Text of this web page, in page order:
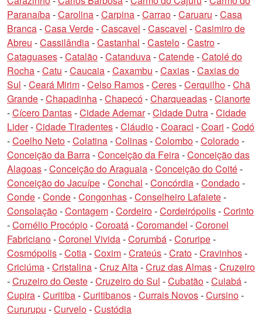
Paranaíba-Carolina-Carpina-Carrao-Caruaru -Casa
Branca-Casa Verde-Cascavel -Cascavel -Casimiro de
Abreu -Cassilândia-Castanhal -Castelo-Castro-
Cataguases-Catalão-Catanduva-Catende-Catolé do
Rocha-Catu -Caucaia-Caxambu -Caxias-Caxias do
Sul -Ceará Mirim-Celso Ramos-Ceres-Cerquilho-Chã
Grande-Chapadinha-Chapecó-Charqueadas-Cianorte
-Cícero Dantas-Cidade Ademar-Cidade Dutra-Cidade
Lider-Cidade Tiradentes-Cláudio-Coaraci -Coari -Codó
-Coelho Neto-Colatina-Colinas-Colombo-Colorado-
Conceição da Barra-Conceição da Feira-Conceição das
Alagoas-Conceição do Araguaia-Conceição do Coité-
Conceição do Jacuípe-Conchal -Concórdia-Condado-
Conde-Conde-Congonhas-Conselheiro Lafaiete-
Consolação-Contagem-Cordeiro-Cordeirópolis-Corinto
-Cornélio Procópio-Coroatá-Coromandel -Coronel
Fabriciano-Coronel Vivida-Corumbá-Coruripe-
Cosmópolis-Cotia-Coxim-Crateús-Crato-Cravinhos-
Criciúma-Cristalina-Cruz Alta-Cruz das Almas-Cruzeiro
-Cruzeiro do Oeste-Cruzeiro do Sul -Cubatão-Cuiabá-
Cupira-Curitiba-Curitibanos-Currais Novos-Cursino-
Cururupu -Curvelo-Custódia